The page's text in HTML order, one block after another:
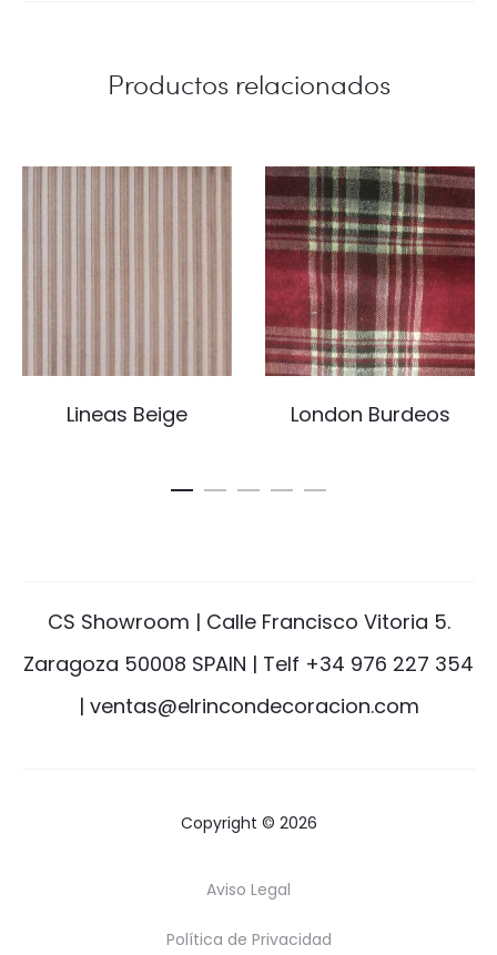
Productos relacionados
Lineas Beige London Burdeos
CS Showroom | Calle Francisco Vitoria 5.
Zaragoza 50008 SPAIN | Telf +34 976 227 354
| ventas@elrincondecoracion.com
Copyright © 2026
Aviso Legal
Política de Privacidad